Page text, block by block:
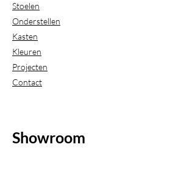
Stoelen
Onderstellen
Kasten
Kleuren
Projecten
Contact
Showroom